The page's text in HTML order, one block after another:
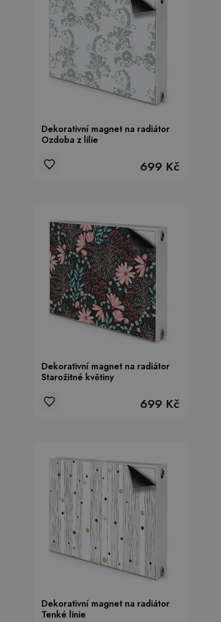
Dekorativní magnet na radiátor
Ozdoba z lilie
699 Kč
Dekorativní magnet na radiátor
Starožitné květiny
699 Kč
Dekorativní magnet na radiátor
Tenké linie